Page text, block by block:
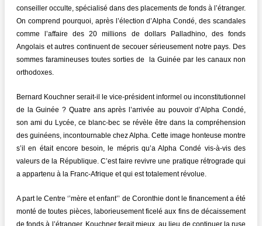
conseiller occulte, spécialisé dans des placements de fonds à l’étranger.
On comprend pourquoi, après l’élection d’Alpha Condé, des scandales
comme l’affaire des 20 millions de dollars Palladhino, des fonds
Angolais et autres continuent de secouer sérieusement notre pays. Des
sommes faramineuses toutes sorties de la Guinée par les canaux non
orthodoxes.
Bernard Kouchner serait-il le vice-président informel ou inconstitutionnel
de la Guinée ? Quatre ans après l’arrivée au pouvoir d’Alpha Condé,
son ami du Lycée, ce blanc-bec se révèle être dans la compréhension
des guinéens, incontournable chez Alpha. Cette image honteuse montre
s’il en était encore besoin, le mépris qu’a Alpha Condé vis-à-vis des
valeurs de la République. C’est faire revivre une pratique rétrograde qui
a appartenu à la Franc-Afrique et qui est totalement révolue.
A part le Centre ‘’mère et enfant’’ de Coronthie dont le financement a été
monté de toutes pièces, laborieusement ficelé aux fins de décaissement
de fonds à l’étranger. Kouchner ferait mieux, au lieu de continuer la ruse